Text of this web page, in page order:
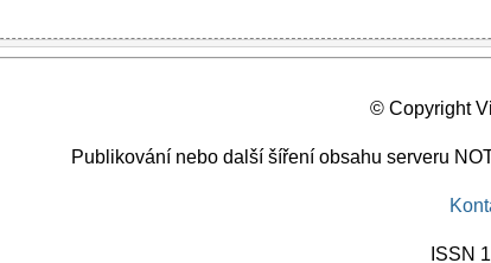
© Copyright
Publikování nebo další šíření obsahu serveru
ISSN